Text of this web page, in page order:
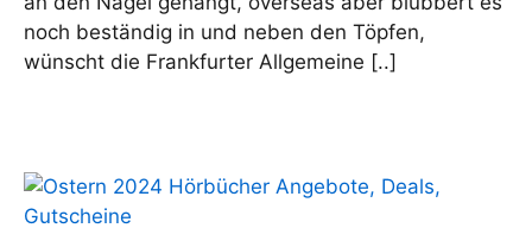
noch beständig in und neben den Töpfen,
wünscht die Frankfurter Allgemeine [..]